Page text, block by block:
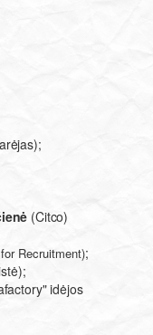
(Citco)
Recruitment);
idėjos